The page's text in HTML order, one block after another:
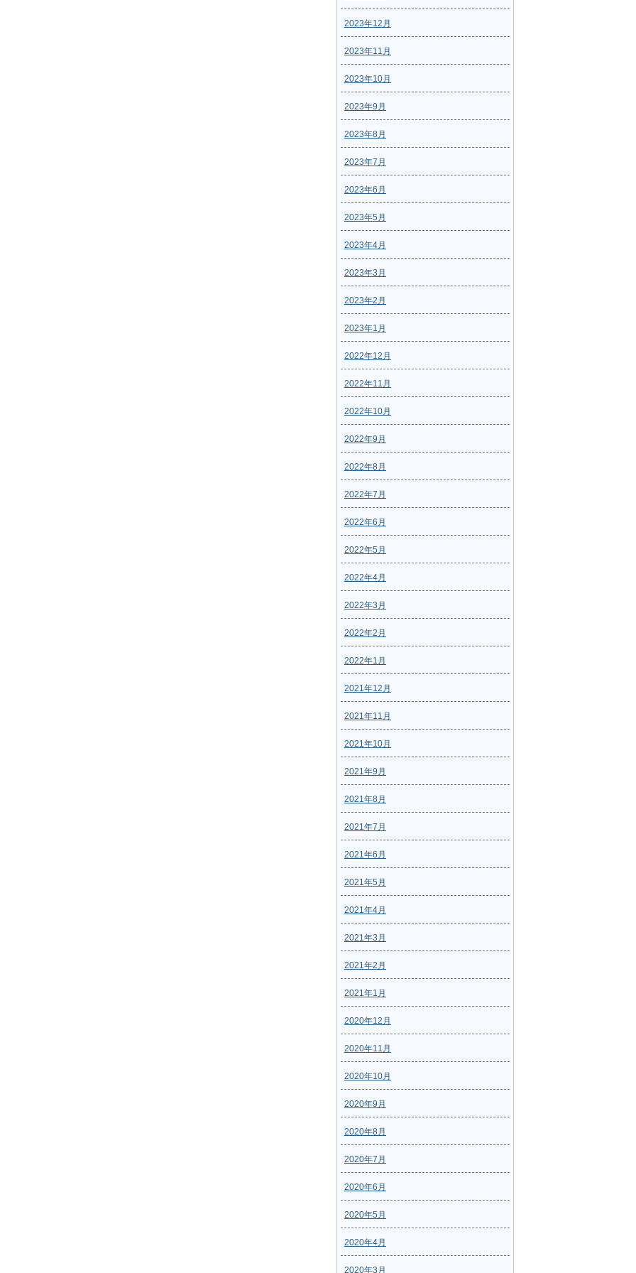
2023年12月
2023年11月
2023年10月
2023年9月
2023年8月
2023年7月
2023年6月
2023年5月
2023年4月
2023年3月
2023年2月
2023年1月
2022年12月
2022年11月
2022年10月
2022年9月
2022年8月
2022年7月
2022年6月
2022年5月
2022年4月
2022年3月
2022年2月
2022年1月
2021年12月
2021年11月
2021年10月
2021年9月
2021年8月
2021年7月
2021年6月
2021年5月
2021年4月
2021年3月
2021年2月
2021年1月
2020年12月
2020年11月
2020年10月
2020年9月
2020年8月
2020年7月
2020年6月
2020年5月
2020年4月
2020年3月